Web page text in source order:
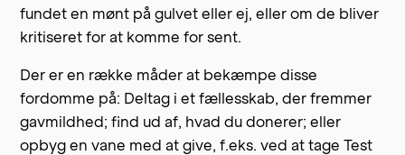
fundet en mønt på gulvet eller ej, eller om de bliver
kritiseret for at komme for sent.
Der er en række måder at bekæmpe disse
fordomme på: Deltag i et fællesskab, der fremmer
gavmildhed; find ud af, hvad du donerer; eller
opbyg en vane med at give, f.eks. ved at tage Test